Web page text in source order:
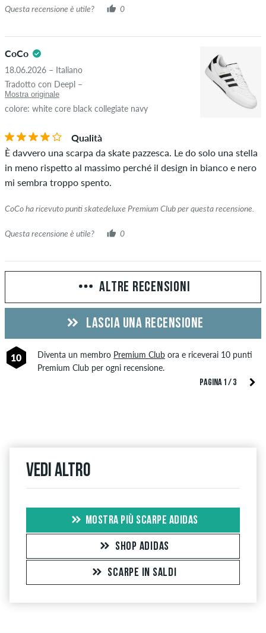
Questa recensione è utile? 0
CoCo
18.06.2026 – Italiano
Tradotto con Deepl –
Mostra originale
colore: white core black collegiate navy
Qualità
È davvero una scarpa da skate pazzesca. Le do solo una stella
in meno rispetto al massimo perché il design in bianco e nero
mi sembra troppo spento.
CoCo ha ricevuto punti skatedeluxe Premium Club per questa recensione.
Questa recensione è utile? 0
PAGINA 1 / 3
ALTRE RECENSIONI
LASCIA UNA RECENSIONE
10 Diventa un membro Premium Clubora e riceverai 10 punti
Premium Club per ogni recensione.
Vedi altro
MOSTRA PIÙ SCARPE ADIDAS
SHOP ADIDAS
SCARPE IN SALDI